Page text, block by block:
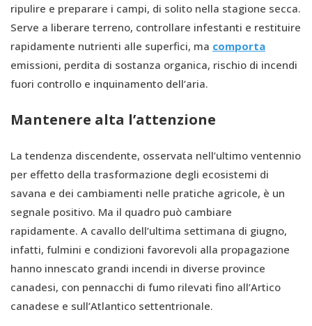
ripulire e preparare i campi, di solito nella stagione secca.
Serve a liberare terreno, controllare infestanti e restituire
rapidamente nutrienti alle superfici, ma comporta
emissioni, perdita di sostanza organica, rischio di incendi
fuori controllo e inquinamento dell’aria.
Mantenere alta l’attenzione
La tendenza discendente, osservata nell’ultimo ventennio
per effetto della trasformazione degli ecosistemi di
savana e dei cambiamenti nelle pratiche agricole, è un
segnale positivo. Ma il quadro può cambiare
rapidamente. A cavallo dell’ultima settimana di giugno,
infatti, fulmini e condizioni favorevoli alla propagazione
hanno innescato grandi incendi in diverse province
canadesi, con pennacchi di fumo rilevati fino all’Artico
canadese e sull’Atlantico settentrionale.